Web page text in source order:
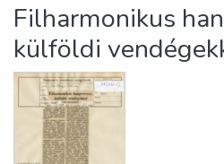
About us
Filharmonikus
külföldi